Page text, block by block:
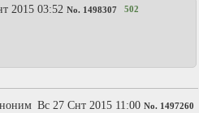
2015 03:52 No. 1498307 502
Вc 27 Снт 2015 11:00 No. 1497260